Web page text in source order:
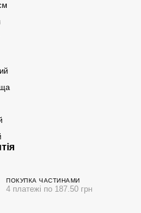
ПОКУПКА ЧАСТИНАМИ
4 платежі по 187.50 грн